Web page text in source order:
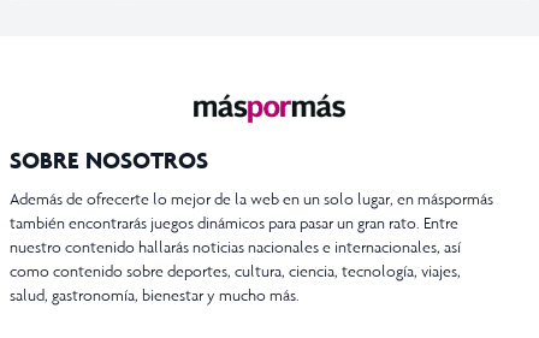
SOBRE NOSOTROS
Además de ofrecerte lo mejor de la web en un solo lugar, en máspormás
también encontrarás juegos dinámicos para pasar un gran rato. Entre
nuestro contenido hallarás noticias nacionales e internacionales, así
como contenido sobre deportes, cultura, ciencia, tecnología, viajes,
salud, gastronomía, bienestar y mucho más.